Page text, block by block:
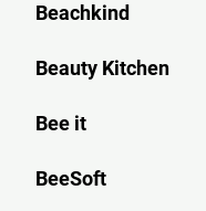
Beachkind
Beauty Kitchen
Bee it
BeeSoft